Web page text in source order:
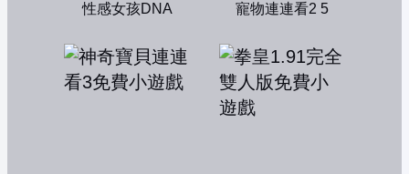
性感女孩DNA 寵物連連看2 5